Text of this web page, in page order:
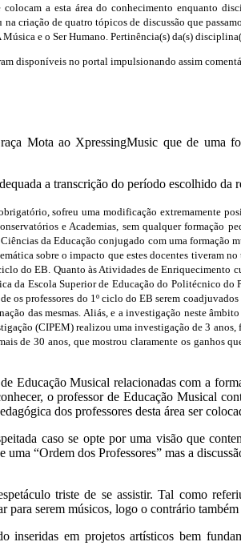
a esta área do conhecimento enquanto
criação de quatro tópicos de discussão que
e o Ser Humano. Pertinência(s) da(s)
disponíveis no portal impulsionando assim
Mota ao XpressingMusic que de uma
a transcrição do período escolhido da
sofreu uma modificação extremamente
e Academias, sem qualquer formação
da Educação conjugado com uma formação
sobre o impacto que estes docentes tiveram
do EB. Quanto às Atividades de
da Escola Superior de Educação do Politécnico do
professores do 1º ciclo do EB serem
das mesmas. Aliás, e a investigação neste
(CIPEM) realizou uma investigação de 3
de 30 anos, que mostrou claramente os ganhos
Educação Musical relacionadas com a
o professor de Educação Musical
dos professores desta área ser
caso se opte por uma visão que
“Ordem dos Professores” mas a
triste de se assistir. Tal como
para serem músicos, logo o contrário
em projetos artísticos bem